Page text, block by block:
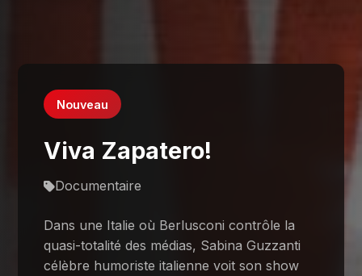
Nouveau
Viva Zapatero!
Documentaire
Dans une Italie où Berlusconi contrôle la
quasi-totalité des médias, Sabina Guzzanti
célèbre humoriste italienne voit son show